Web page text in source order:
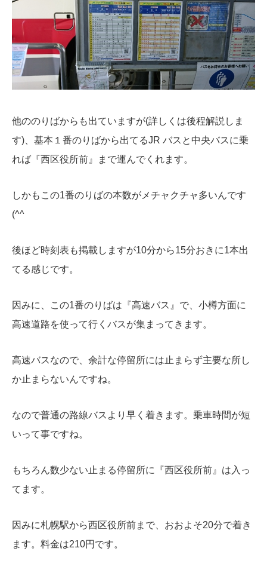
他ののりばからも出ていますが(詳しくは後程解説しま
す)、基本１番のりばから出てるJR バスと中央バスに乗
れば『西区役所前』まで運んでくれます。
しかもこの1番のりばの本数がメチャクチャ多いんです
(^^
後ほど時刻表も掲載しますが10分から15分おきに1本出
てる感じです。
因みに、この1番のりばは『高速バス』で、小樽方面に
高速道路を使って行くバスが集まってきます。
高速バスなので、余計な停留所には止まらず主要な所し
か止まらないんですね。
なので普通の路線バスより早く着きます。乗車時間が短
いって事ですね。
もちろん数少ない止まる停留所に『西区役所前』は入っ
てます。
因みに札幌駅から西区役所前まで、おおよそ20分で着き
ます。料金は210円です。